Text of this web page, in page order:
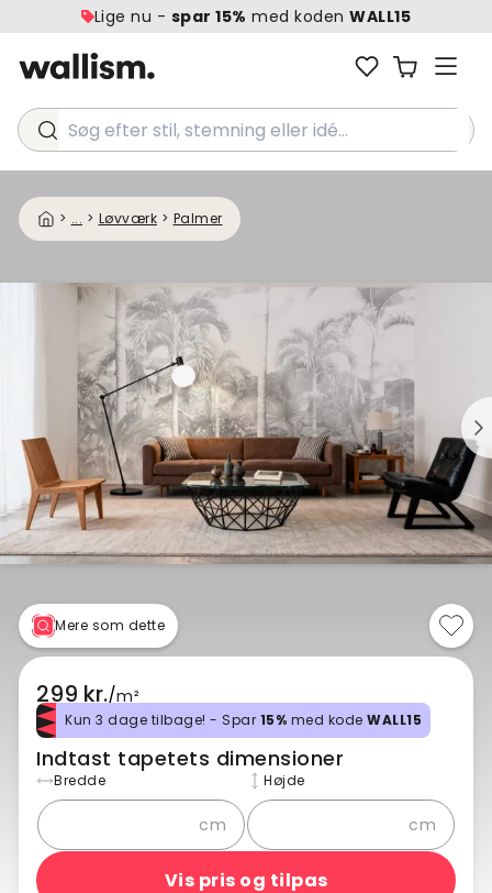
Lige nu - spar 15% med kodenWALL15
Søg efter stil, stemning eller idé...
> ... > Løvværk > Palmer
Mere som dette
299 kr./m²
Kun 3 dage tilbage! - Spar 15% med kode WALL15
Indtast tapetets dimensioner
Bredde
cm
Højde
cm
Vis pris og tilpas